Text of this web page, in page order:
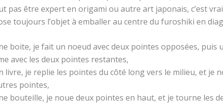
pas être expert en origami ou autre art japonais, c’est
toujours l’objet à emballer au centre du furoshiki en
boite, je fait un noeud avec deux pointes opposées, puis
avec les deux pointes restantes,
livre, je replie les pointes du côté long vers le milieu, et je
pointes,
bouteille, je noue deux pointes en haut, et je tourne les